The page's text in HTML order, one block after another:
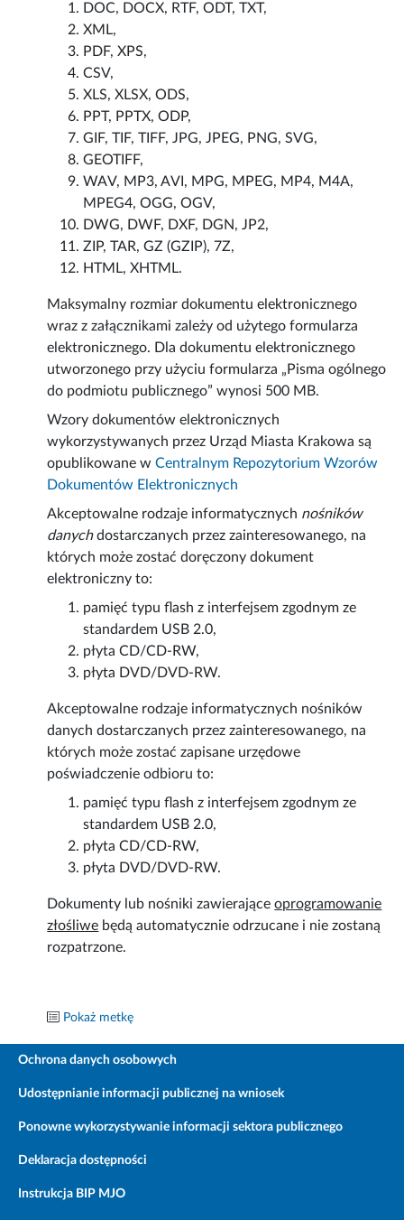
DOC, DOCX, RTF, ODT, TXT,
XML,
PDF, XPS,
CSV,
XLS, XLSX, ODS,
PPT, PPTX, ODP,
GIF, TIF, TIFF, JPG, JPEG, PNG, SVG,
GEOTIFF,
WAV, MP3, AVI, MPG, MPEG, MP4, M4A,
MPEG4, OGG, OGV,
DWG, DWF, DXF, DGN, JP2,
ZIP, TAR, GZ (GZIP), 7Z,
HTML, XHTML.
Maksymalny rozmiar dokumentu elektronicznego
wraz z załącznikami zależy od użytego formularza
elektronicznego. Dla dokumentu elektronicznego
utworzonego przy użyciu formularza „Pisma ogólnego
do podmiotu publicznego” wynosi 500 MB.
Wzory dokumentów elektronicznych
wykorzystywanych przez Urząd Miasta Krakowa są
opublikowane wCentralnym Repozytorium Wzorów
Dokumentów Elektronicznych
Akceptowalne rodzaje informatycznych nośników
danychdostarczanych przez zainteresowanego, na
których może zostać doręczony dokument
elektroniczny to:
pamięć typu flash z interfejsem zgodnym ze
standardem USB 2.0,
płyta CD/CD-RW,
płyta DVD/DVD-RW.
Akceptowalne rodzaje informatycznych nośników
danych dostarczanych przez zainteresowanego, na
których może zostać zapisane urzędowe
poświadczenie odbioru to:
pamięć typu flash z interfejsem zgodnym ze
standardem USB 2.0,
płyta CD/CD-RW,
płyta DVD/DVD-RW.
Dokumenty lub nośniki zawierająceoprogramowanie
złośliwe będą automatycznie odrzucane i nie zostaną
rozpatrzone.
Pokaż metkę
Ochrona danych osobowych
Udostępnianie informacji publicznej na wniosek
Ponowne wykorzystywanie informacji sektora publicznego
Deklaracja dostępności
Instrukcja BIP MJO